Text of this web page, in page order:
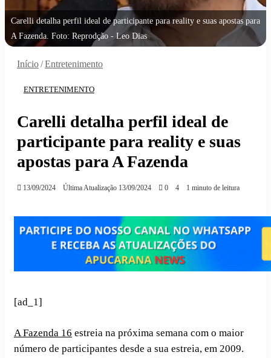
Carelli detalha perfil ideal de participante para reality e suas apostas para
A Fazenda. Foto: Reprodção - Leo Dias
Início/Entretenimento
ENTRETENIMENTO
Carelli detalha perfil ideal de
participante para reality e suas
apostas para A Fazenda
13/09/2024 Última Atualização 13/09/2024 0 4 1 minuto de leitura
[ad_1]
A Fazenda 16 estreia na próxima semana com o maior
número de participantes desde a sua estreia, em 2009.